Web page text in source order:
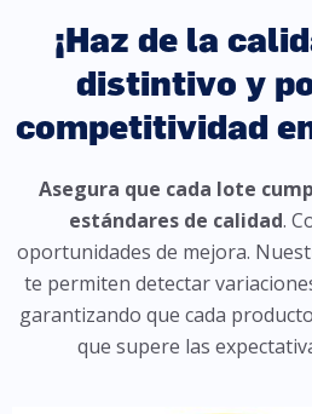
¡Haz de la
distintivo y
competitividad
Asegura que cada lote
estándares de calidad.
oportunidades de mejora.
te permiten detectar
garantizando que cada
que supere las